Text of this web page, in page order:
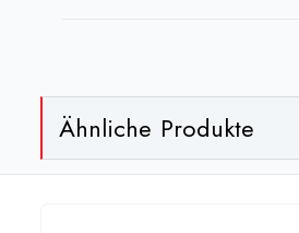
Cobra/
Ähnliche Produkte